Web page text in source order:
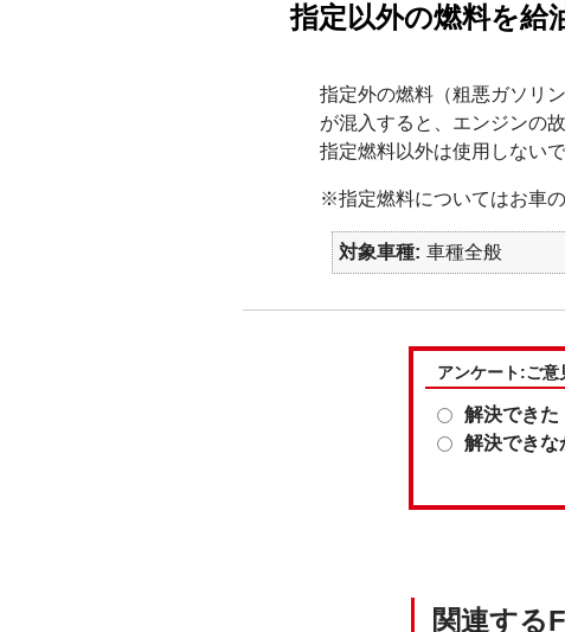
指定以外の燃料を給
指定外の燃料（粗悪ガソリ
が混入すると、エンジンの
指定燃料以外は使用しない
※指定燃料についてはお車
対象車種 車種全般
アンケート:ご意
解決できた
解決できな
関連する